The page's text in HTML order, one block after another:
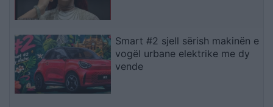
Smart #2 sjell sërish makinën e
vogël urbane elektrike me dy
vende